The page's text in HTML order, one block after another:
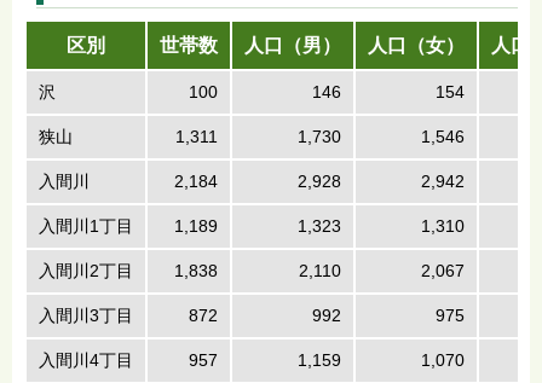
区別 世帯数 人口（男） 人口（女） 人口
沢 100 146 154
狭山 1,311 1,730 1,546
入間川 2,184 2,928 2,942
入間川1丁目 1,189 1,323 1,310
入間川2丁目 1,838 2,110 2,067
入間川3丁目 872 992 975
入間川4丁目 957 1,159 1,070